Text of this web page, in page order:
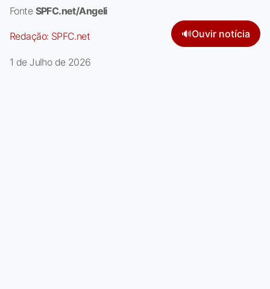
Fonte SPFC.net/Angeli
Redação: SPFC.net 🔊Ouvir notícia
1 de Julho de 2026